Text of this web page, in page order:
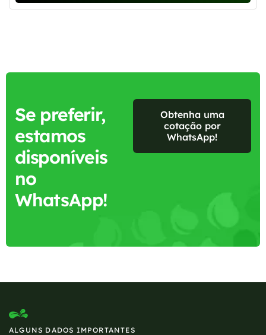
Se preferir,
estamos
disponíveis
no
WhatsApp!
Obtenha uma
cotação por
WhatsApp!
ALGUNS DADOS IMPORTANTES